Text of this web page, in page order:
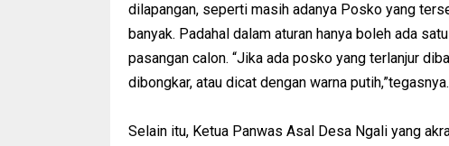
dilapangan, seperti masih adanya Posko yang
banyak. Padahal dalam aturan hanya boleh ada
pasangan calon. “Jika ada posko yang terlanjur
dibongkar, atau dicat dengan warna putih,”tegasnya.
Selain itu, Ketua Panwas Asal Desa Ngali yang